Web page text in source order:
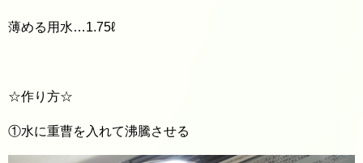
薄める用水…1.75ℓ
☆作り方☆
①水に重曹を入れて沸騰させる